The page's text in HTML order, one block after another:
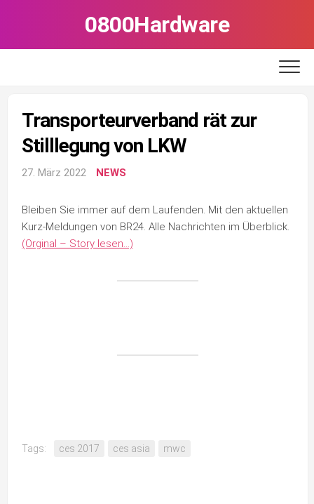
0800Hardware
Transporteurverband rät zur
Stilllegung von LKW
27. März 2022 NEWS
Bleiben Sie immer auf dem Laufenden. Mit den aktuellen
Kurz-Meldungen von BR24. Alle Nachrichten im Überblick.
(Orginal – Story lesen…)
Tags: ces 2017 ces asia mwc